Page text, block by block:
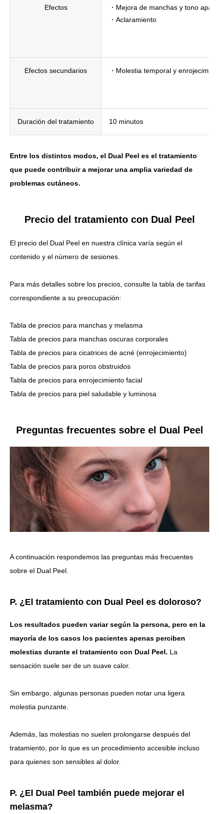
Efectos
・Mejora de manchas y tono
・Aclaramiento
Efectos secundarios ・Molestia temporal y
Duración del tratamiento 10 minutos
Entre los distintos modos, el Dual Peel es el tratamiento
que puede contribuir a mejorar una amplia variedad de
problemas cutáneos.
Precio del tratamiento con Dual Peel
El precio del Dual Peel en nuestra clínica varía según el
contenido y el número de sesiones.
Para más detalles sobre los precios, consulte la tabla de tarifas
correspondiente a su preocupación:
Tabla de precios para manchas y melasma
Tabla de precios para manchas oscuras corporales
Tabla de precios para cicatrices de acné (enrojecimiento)
Tabla de precios para poros obstruidos
Tabla de precios para enrojecimiento facial
Tabla de precios para piel saludable y luminosa
Preguntas frecuentes sobre el Dual Peel
A continuación respondemos las preguntas más frecuentes
sobre el Dual Peel.
P. ¿El tratamiento con Dual Peel es doloroso?
Los resultados pueden variar según la persona, pero en la
mayoría de los casos los pacientes apenas perciben
molestias durante el tratamiento con Dual Peel. La
sensación suele ser de un suave calor.
Sin embargo, algunas personas pueden notar una ligera
molestia punzante.
Además, las molestias no suelen prolongarse después del
tratamiento, por lo que es un procedimiento accesible incluso
para quienes son sensibles al dolor.
P. ¿El Dual Peel también puede mejorar el
melasma?